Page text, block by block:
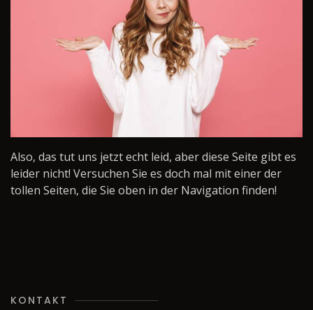
Also, das tut uns jetzt echt leid, aber diese Seite gibt es
leider nicht! Versuchen Sie es doch mal mit einer der
tollen Seiten, die Sie oben in der Navigation finden!
KONTAKT